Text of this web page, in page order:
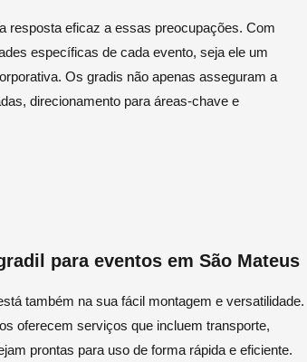
resposta eficaz a essas preocupações. Com
específicas de cada evento, seja ele um
Os gradis não apenas asseguram a
direcionamento para áreas-chave e
para eventos em São Mateus
também na sua fácil montagem e versatilidade.
oferecem serviços que incluem transporte,
prontas para uso de forma rápida e eficiente.